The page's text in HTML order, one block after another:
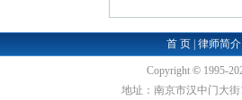
首 页 |律师简介
Copyright © 1995-
地址：南京市汉中门大街